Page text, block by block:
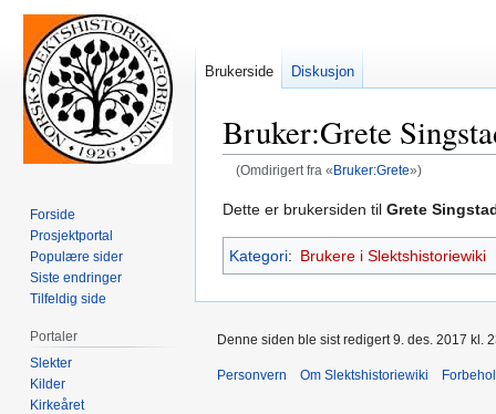
Bruker:Grete
(Omdirigert fra « Bruker:Grete»)
Hopp
navigering
Hopp
søk
Dette er brukersiden til Grete
Kategori: Brukere i Slektshistoriewiki
Brukerside Diskusjon
Forside
Prosjektportal
Populære sider
Siste endringer
Tilfeldig side
Portaler
Slekter
Kilder
Kirkeåret
Denne siden ble sist redigert 9. des. 2017 kl.
Personvern Om Slektshistoriewiki